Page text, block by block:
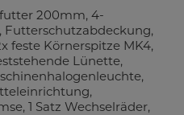
200mm, 4-
feste Körnerspitze MK4,
Lünette,
1 Satz Wechselräder,